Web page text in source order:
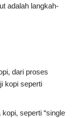
adalah langkah-
dari proses
kopi seperti
seperti “single